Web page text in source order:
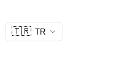
🇹🇷 TR